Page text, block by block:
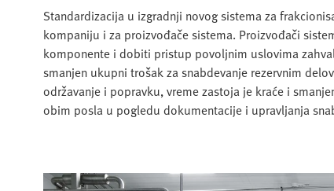
Standardizacija u izgradnji novog sistema za
kompaniju i za proizvođače sistema. Proizvođači
komponente i dobiti pristup povoljnim uslovima
smanjen ukupni trošak za snabdevanje rezervnim
održavanje i popravku, vreme zastoja je kraće i
obim posla u pogledu dokumentacije i upravljanja